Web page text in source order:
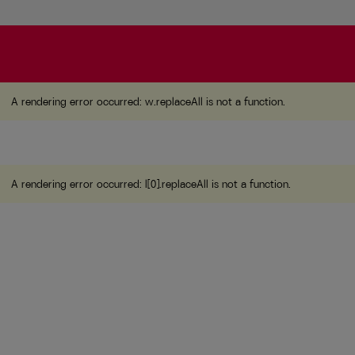
A rendering error occurred:w.replaceAll is not a function
A rendering error occurred: w.replaceAll is not a function.
A rendering error occurred: l[0].replaceAll is not a function.